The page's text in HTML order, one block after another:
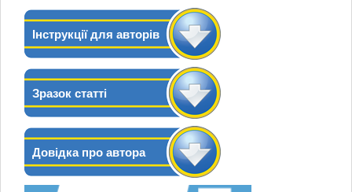
Інструкції для авторів
Зразок статті
Довідка про автора